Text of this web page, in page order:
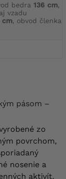
bedra 136 cm,
vzadu
cm, obvod členka
zo
povrchom,
nosenie a
aktivít.